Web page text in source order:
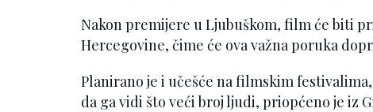
Nakon premijere u Ljubuškom, film će biti
Hercegovine, čime će ova važna poruka
Planirano je i učešće na filmskim
da ga vidi što veći broj ljudi, priopćeno je iz